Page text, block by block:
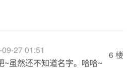
6 楼
27 01:51
~虽然还不知道名字。哈哈~